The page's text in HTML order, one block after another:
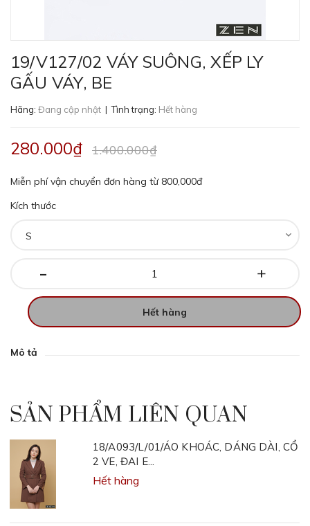
19/V127/02 VÁY SUÔNG, XẾP LY
GẤU VÁY, BE
Hãng: Đang cập nhật | Tình trạng: Hết hàng
280.000₫ 1.400.000₫
Miễn phí vận chuyển đơn hàng từ 800,000đ
Kích thước
- +
Hết hàng
Mô tả
SẢN PHẨM LIÊN QUAN
18/A093/L/01/ÁO KHOÁC, DÁNG DÀI, CỔ
2 VE, ĐAI E...
Hết hàng